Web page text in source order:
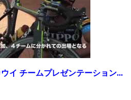
イ チームプレゼンテーション...